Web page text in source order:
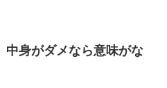
中身がダメなら意味がな